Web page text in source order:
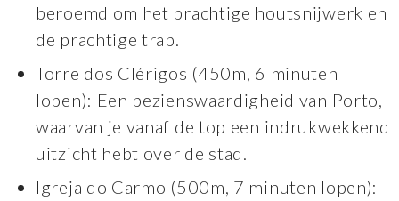
beroemd om het prachtige houtsnijwerk en
de prachtige trap.
Torre dos Clérigos (450m, 6 minuten
lopen): Een bezienswaardigheid van Porto,
waarvan je vanaf de top een indrukwekkend
uitzicht hebt over de stad.
Igreja do Carmo (500m, 7 minuten lopen):